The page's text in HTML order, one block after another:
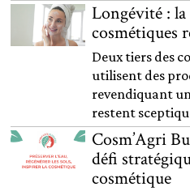
Longévité :
cosmétiques
Deux tiers des
utilisent des
revendiquant
restent
Cosm’Agri
défi
cosmétique